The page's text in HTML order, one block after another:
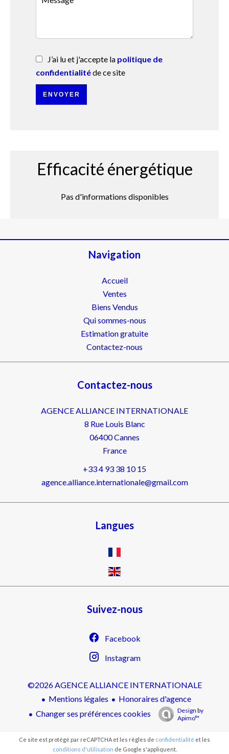
J’ai lu et j'accepte la politique de
confidentialitéde ce site
ENVOYER
Efficacité énergétique
Pas d'informations disponibles
Navigation
Accueil
Ventes
Biens Vendus
Qui sommes-nous
Estimation gratuite
Contactez-nous
Contactez-nous
AGENCE ALLIANCE INTERNATIONALE
8 Rue Louis Blanc
06400Cannes
France
+33 4 93 38 10 15
agence.alliance.internationale@gmail.com
Langues
Suivez-nous
Facebook
Instagram
©2026 AGENCE ALLIANCE INTERNATIONALE
Mentions légales
Honoraires d'agence
Changer ses préférences cookies
Design by
Apimo™
Ce site est protégé par reCAPTCHA et les règles de confidentialité et les
conditions d'utilisation de Google s'appliquent.